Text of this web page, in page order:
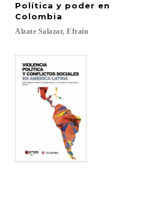
Política y poder en
Colombia
Alzate Salazar, Efraín